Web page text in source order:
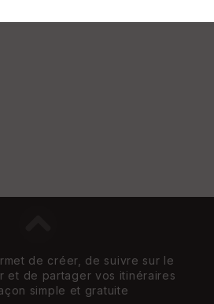
de créer, de suivre sur le
et de partager vos itinéraires
simple et gratuite